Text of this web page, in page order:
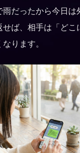
雨だったから今日は
ば、相手は「どこ
ります。